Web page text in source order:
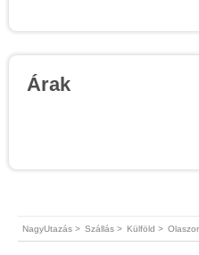
Árak
NagyUtazás > Szállás > Külföld >